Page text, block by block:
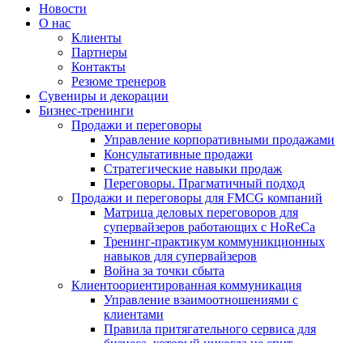
Новости
О нас
Клиенты
Партнеры
Контакты
Резюме тренеров
Сувениры и декорации
Бизнес-тренинги
Продажи и переговоры
Управление корпоративными продажами
Консультативные продажи
Стратегические навыки продаж
Переговоры. Прагматичный подход
Продажи и переговоры для FMCG компаний
Матрица деловых переговоров для
супервайзеров работающих с HoReCa
Тренинг-практикум коммуникционных
навыков для супервайзеров
Война за точки сбыта
Клиентоориентированная коммуникация
Управление взаимоотношениями с
клиентами
Правила притягательного сервиса для